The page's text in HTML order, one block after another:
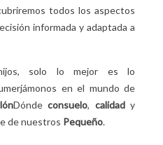
todos los aspectos
informada y adaptada a
solo lo mejor es lo
en el mundo de
Dóndeconsuelo, calidady
de nuestros Pequeño.